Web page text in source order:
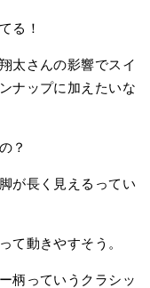
る！
太さんの影響でスイ
ナップに加えたいな
？
が長く見えるってい
動きやすそう。
柄っていうクラシッ